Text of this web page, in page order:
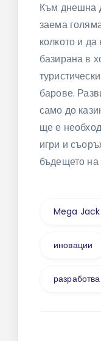
Към днешна
заема
колкото и
базирана в
барове.
само до
ще е
игри и
бъдещето
Mega Jack
иновации